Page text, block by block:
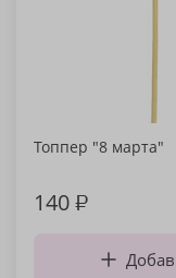
Топпер "8 марта"
140₽